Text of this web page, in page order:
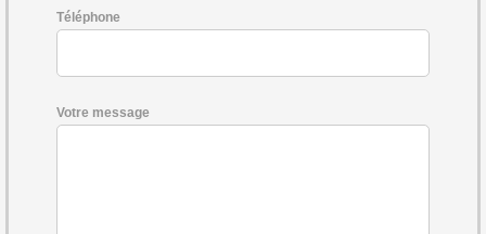
Téléphone
Votre message